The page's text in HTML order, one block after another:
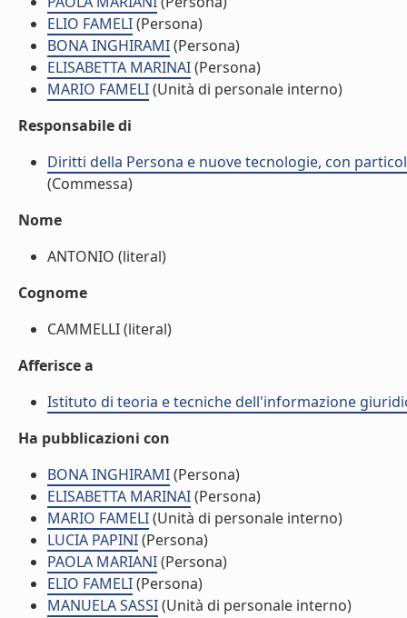
ELIO FAMELI(Persona)
BONA INGHIRAMI(Persona)
ELISABETTA MARINAI(Persona)
MARIO FAMELI(Unità di personale interno)
Responsabile di
Diritti della Persona e nuove tecnologie, con
(Commessa)
Nome
ANTONIO (literal)
Cognome
CAMMELLI (literal)
Afferisce a
Istituto di teoria e tecniche dell'informazione
Ha pubblicazioni con
BONA INGHIRAMI(Persona)
ELISABETTA MARINAI(Persona)
MARIO FAMELI(Unità di personale interno)
LUCIA PAPINI(Persona)
PAOLA MARIANI(Persona)
ELIO FAMELI(Persona)
MANUELA SASSI(Unità di personale interno)